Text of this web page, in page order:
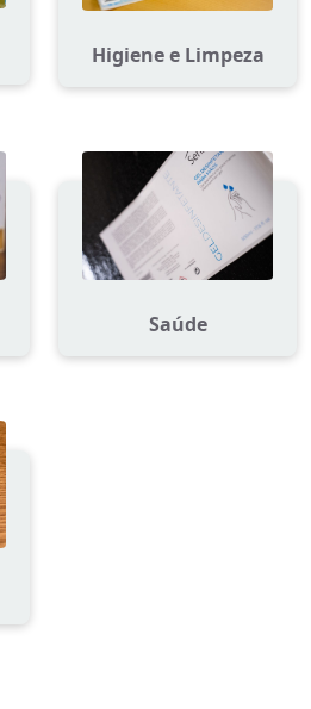
Higiene e Limpeza
Saúde